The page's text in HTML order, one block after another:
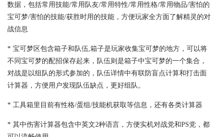
数据，包括常用技能/常用队友/常用特性/常用性格/常用物品/害怕的
宝可梦/害怕的技能/获胜时用的技能，方便玩家全方面了解精灵的对
战信息
* 宝可梦区包含箱子和队伍,箱子是玩家收集宝可梦的地方，可以将
不同宝可梦的配招保存起来，队伍则是箱子中宝可梦的一个集合，
对战是以组队的形式参加的，队伍详情中有联防盲点计算和打击面
计算器，方便用户发现队伍缺点，更好组队。
* 工具箱里目前有性格/蛋组/技能机获取等信息，还有各类计算器
* 其中伤害计算器包含中英文2种语言，方便实机对战党和PS党，都